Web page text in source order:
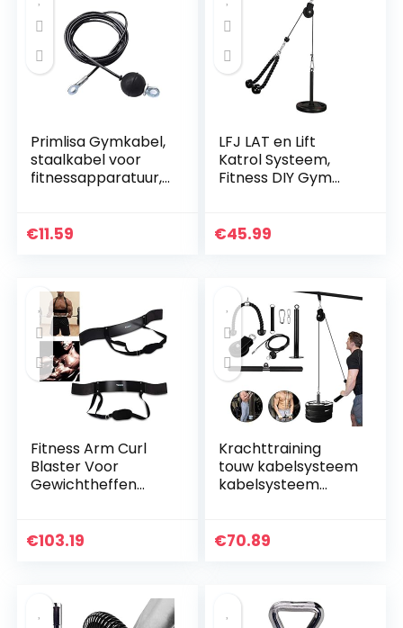
Primlisa Gymkabel,
staalkabel voor
fitnessapparatuur,
draadkabel met
€11.59
LFJ LAT en Lift
Katrol Systeem,
Fitness DIY Gym
Training Oefening
€45.99
Fitness Arm Curl
Blaster Voor
Gewichtheffen
Ondersteuning
€103.19
Krachttraining
touw kabelsysteem
kabelsysteem
machine 2
€70.89